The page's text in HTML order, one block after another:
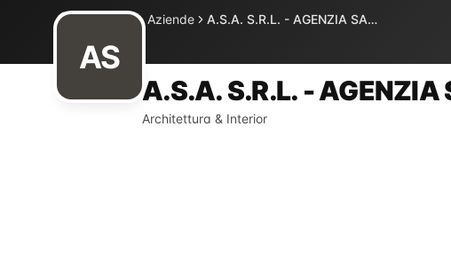
HomeDirectory Aziende A.S.A. S.R.L. - AGENZIA SANITA' E AMBIENTE
AS
A.S.A. S.R.L. - AGENZIA
Architettura & Interior